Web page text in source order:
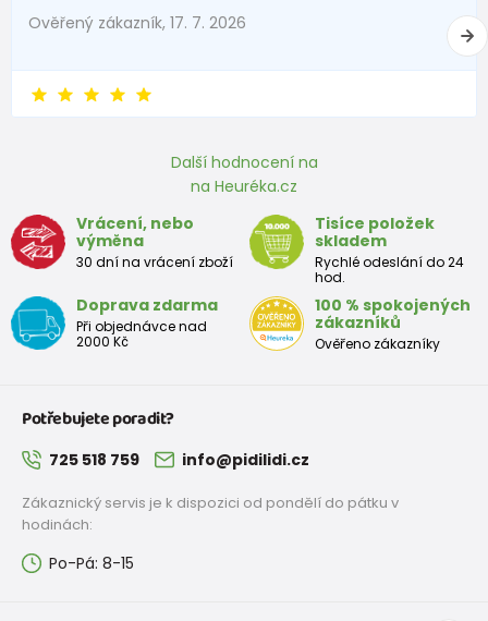
Ověřený zákazník, 17. 7. 2026
Další hodnocení na
na Heuréka.cz
Vrácení, nebo
výměna
30 dní na vrácení zboží
Tisíce položek
skladem
Rychlé odeslání do 24
hod.
Doprava zdarma
Při objednávce nad
2000 Kč
100 % spokojených
zákazníků
Ověřeno zákazníky
Potřebujete poradit?
725 518 759 info@pidilidi.cz
Zákaznický servis je k dispozici od pondělí do pátku v
hodinách:
Po-Pá: 8-15